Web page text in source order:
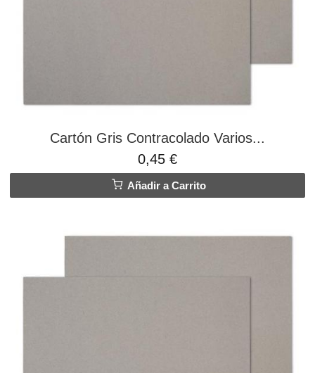
Cartón Gris Contracolado Varios...
0,45 €
Añadir a Carrito